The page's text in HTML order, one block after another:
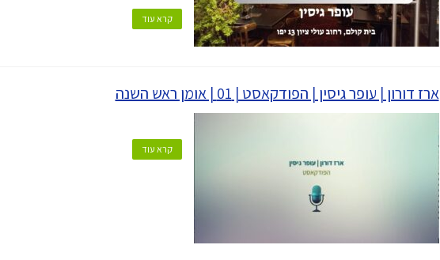
קרא עוד
ארז דורון | עופר גיסין | הפודקאסט | 01 | אומן ראש השנה
קרא עוד